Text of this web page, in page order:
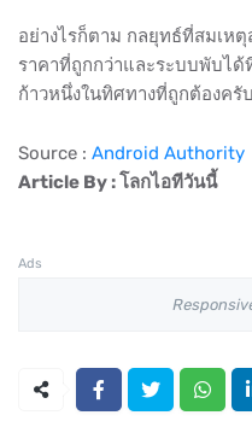
อย่างไรก็ตาม กลยุทธ์ที่สมเห
ราคาที่ถูกกว่าและระบบพับไ
ก้าวหนึ่งในทิศทางที่ถูกต้องครับ
Source : Android Authority
Article By : โลกไอทีวันนี้
Ads